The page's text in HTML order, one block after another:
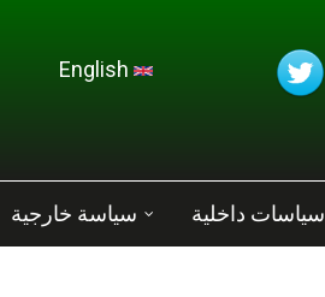
سياسات داخلية سياسة خارجية